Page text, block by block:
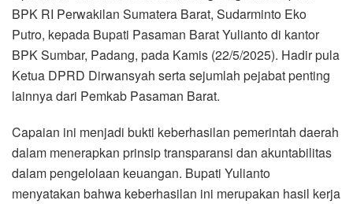
BPK RI Perwakilan Sumatera Barat, Sudarminto Eko
Putro, kepada Bupati Pasaman Barat Yulianto di kantor
BPK Sumbar, Padang, pada Kamis (22/5/2025). Hadir pula
Ketua DPRD Dirwansyah serta sejumlah pejabat penting
lainnya dari Pemkab Pasaman Barat.
Capaian ini menjadi bukti keberhasilan pemerintah daerah
dalam menerapkan prinsip transparansi dan akuntabilitas
dalam pengelolaan keuangan. Bupati Yulianto
menyatakan bahwa keberhasilan ini merupakan hasil kerja